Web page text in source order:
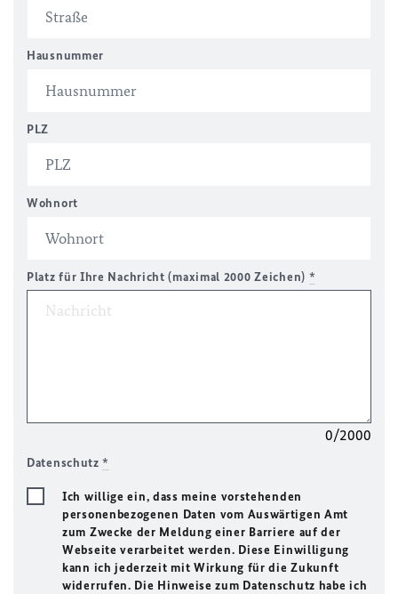
Hausnummer
PLZ
Wohnort
Platz für Ihre Nachricht (maximal 2000 Zeichen) *
0/2000
Datenschutz*
Ich willige ein, dass meine vorstehenden
personenbezogenen Daten vom Auswärtigen Amt
zum Zwecke der Meldung einer Barriere auf der
Webseite verarbeitet werden. Diese Einwilligung
kann ich jederzeit mit Wirkung für die Zukunft
widerrufen. Die Hinweise zum Datenschutz habe ich